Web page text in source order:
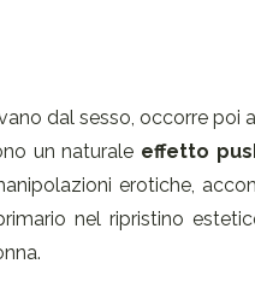
dal sesso, occorre poi
un naturale effetto
erotiche,
nel ripristino